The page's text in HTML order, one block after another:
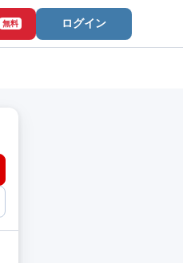
無料 ログイン